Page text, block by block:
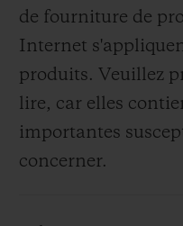
de fourniture de
Internet
produits. Veuillez
lire, car elles
importantes
concerner.